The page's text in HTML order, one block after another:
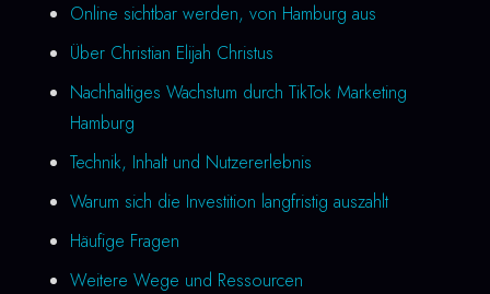
Online sichtbar werden, von Hamburg aus
Über Christian Elijah Christus
Nachhaltiges Wachstum durch TikTok Marketing
Hamburg
Technik, Inhalt und Nutzererlebnis
Warum sich die Investition langfristig auszahlt
Häufige Fragen
Weitere Wege und Ressourcen